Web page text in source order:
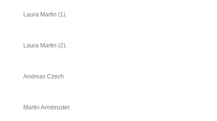
Laura Martin (1).
Laura Martin (2).
Andreas Czech.
Martin Armbruster.